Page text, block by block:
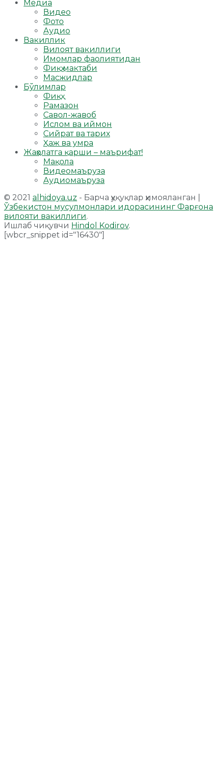
Медиа
Видео
Фото
Аудио
Вакиллик
Вилоят вакиллиги
Имомлар фаолиятидан
Фиқҳ мактаби
Масжидлар
Бўлимлар
Фиқҳ
Рамазон
Савол-жавоб
Ислом ва иймон
Сийрат ва тарих
Ҳаж ва умра
Жаҳолатга қарши – маърифат!
Мақола
Видеомаъруза
Аудиомаъруза
© 2021 alhidoya.uz - Барча ҳуқуқлар ҳимояланган |
Ўзбекистон мусулмонлари идорасининг Фарғона
вилояти вакиллиги.
Ишлаб чиқувчи Hindol Kodirov.
[wbcr_snippet id="16430"]